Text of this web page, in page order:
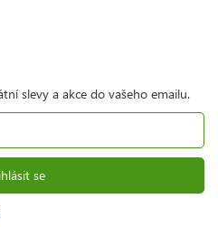
slevy a akce do vašeho emailu.
se